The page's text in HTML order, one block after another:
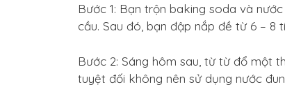
Bước 1: Bạn trộn baking soda và
cầu. Sau đó, bạn đập nắp đề từ 6 – 8
Bước 2: Sáng hôm sau, từ từ đổ một
tuyệt đối không nên sử dụng nước